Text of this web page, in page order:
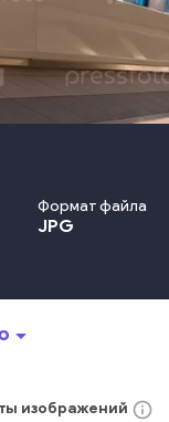
Формат файла
JPG
Без Людей
arrow_drop_down
изображений info_outline